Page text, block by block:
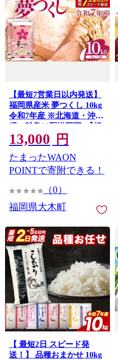
【最短7営業日以内発送】
福岡県産米 夢つくし 10kg
令和7年産 ※北海道・沖
縄・離島は配送不可 |【精
米 単一米 単一原料米 7年
産 国産 お米 ブランド米
5kg × 2 ゆめつくし】
CY009_01
13,000 円
たまったWAON
POINTで寄附できる！
（0）
福岡県大木町
【 最短2日 スピード発
送！】 品種おまかせ 10kg